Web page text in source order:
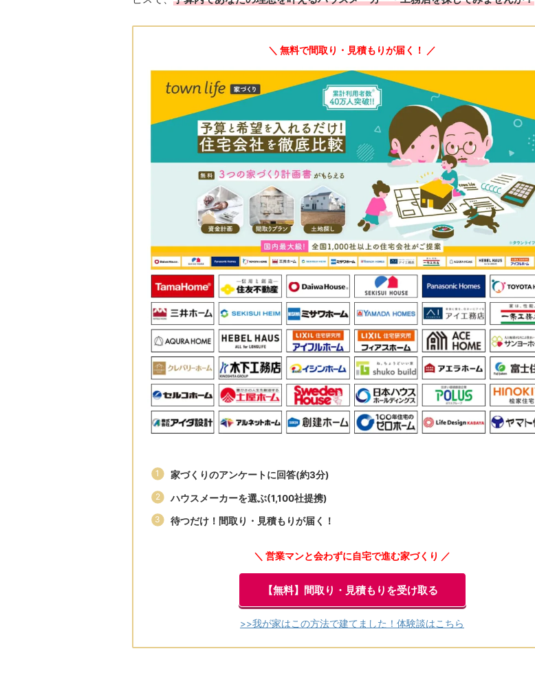
＼ 無料で間取り・見積もりが届く！ ／
家づくりのアンケートに回答(約3分)
ハウスメーカーを選ぶ(1,100社提携)
待つだけ！間取り・見積もりが届く！
＼ 営業マンと会わずに自宅で進む家づくり ／
【無料】間取り・見積もりを受け取る
>>我が家はこの方法で建てました！体験談はこちら